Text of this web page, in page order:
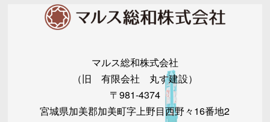
マルス総和株式会社
（旧 有限会社 丸す建設）
〒981-4374
宮城県加美郡加美町字上野目西野々16番地2